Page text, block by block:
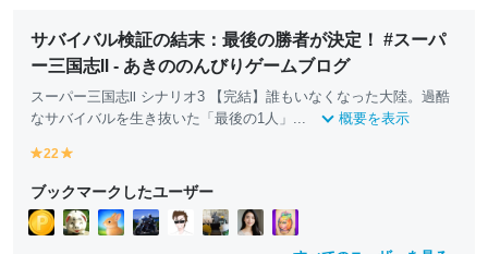
サバイバル検証の結末：最後の勝者が決定！ #スーパ
ー三国志Ⅱ - あきののんびりゲームブログ
スーパー三国志Ⅱ シナリオ3 【完結】誰もいなくなった大陸。過酷
なサバイバルを生き抜いた「最後の1人」...
概要を表示
y
ll
o
w
22
ll
o
w
ブックマークしたユーザー